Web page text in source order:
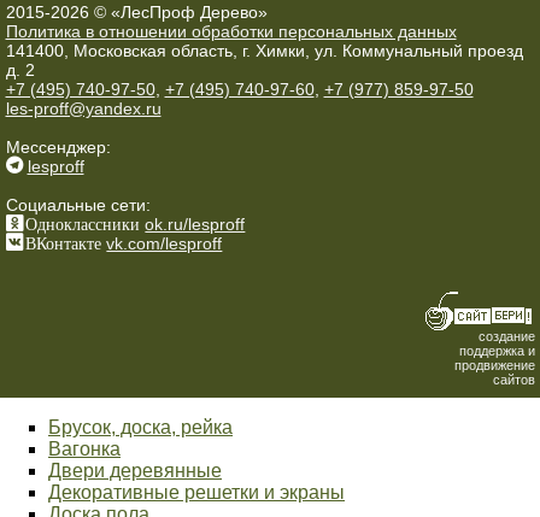
2015-2026 © «ЛесПроф Дерево»
Политика в отношении обработки персональных данных
141400, Московская область, г. Химки, ул. Коммунальный проезд
д. 2
+7 (495) 740-97-50, +7 (495) 740-97-60, +7 (977) 859-97-50
les-proff@yandex.ru
Мессенджер:
lesproff
Социальные сети:
Одноклассники ok.ru/lesproff
ВКонтакте vk.com/lesproff
создание
поддержка и
продвижение
сайтов
Брусок, доска, рейка
Вагонка
Двери деревянные
Декоративные решетки и экраны